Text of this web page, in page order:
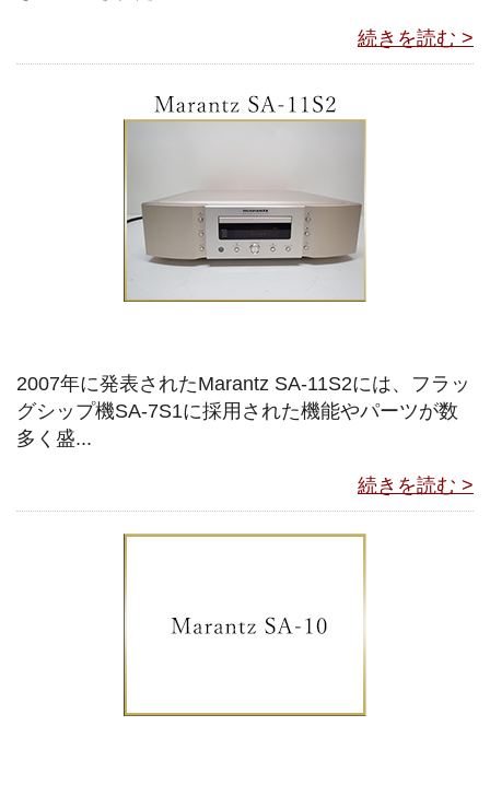
続きを読む >
2007年に発表されたMarantz SA-11S2には、フラッ
グシップ機SA-7S1に採用された機能やパーツが数
多く盛...
続きを読む >